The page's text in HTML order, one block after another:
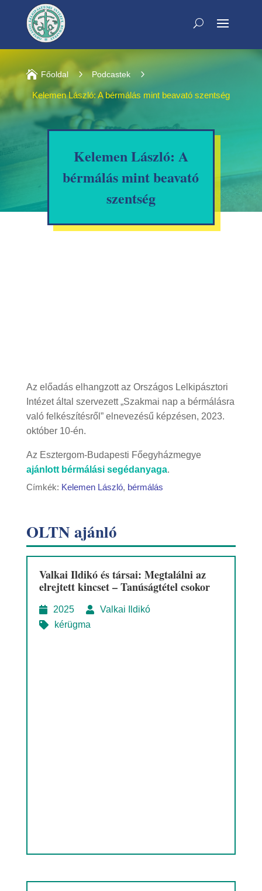
 Főoldal 5 Podcastek 5
Kelemen László: A bérmálás mint beavató szentség
Kelemen László: A
bérmálás mint beavató
szentség
Az előadás elhangzott az Országos Lelkipásztori
Intézet által szervezett „Szakmai nap a bérmálásra
való felkészítésről” elnevezésű képzésen, 2023.
október 10-én.
Az Esztergom-Budapesti Főegyházmegye
ajánlott bérmálási segédanyaga.
Címkék: Kelemen László, bérmálás
OLTN ajánló
Valkai Ildikó és társai: Megtalálni az
elrejtett kincset – Tanúságtétel csokor
2025
Valkai Ildikó
kérügma